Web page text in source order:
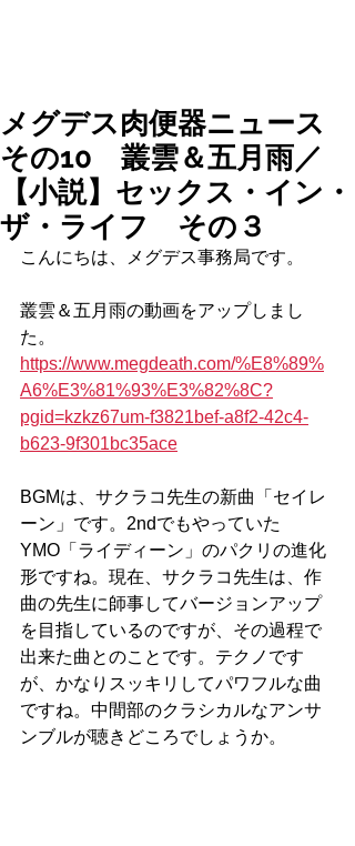
メグデス肉便器ニュース
その10 叢雲＆五月雨／
【小説】セックス・イン・
ザ・ライフ その３
こんにちは、メグデス事務局です。
叢雲＆五月雨の動画をアップしまし
た。
https://www.megdeath.com/%E8%89%
A6%E3%81%93%E3%82%8C?
pgid=kzkz67um-f3821bef-a8f2-42c4-
b623-9f301bc35ace
BGMは、サクラコ先生の新曲「セイレ
ーン」です。2ndでもやっていた
YMO「ライディーン」のパクリの進化
形ですね。現在、サクラコ先生は、作
曲の先生に師事してバージョンアップ
を目指しているのですが、その過程で
出来た曲とのことです。テクノです
が、かなりスッキリしてパワフルな曲
ですね。中間部のクラシカルなアンサ
ンブルが聴きどころでしょうか。